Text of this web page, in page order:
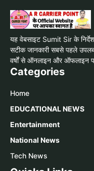
यह वेबसाइट Sumit Sir के
सटीक जानकारी सबसे पहले
वर्षों से ऑनलाइन और ऑफलाइन
Categories
Home
EDUCATIONAL NEWS
Entertainment
National News
Tech News